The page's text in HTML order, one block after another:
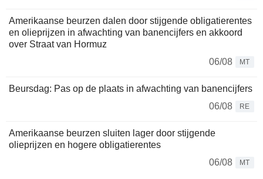
Amerikaanse beurzen dalen door stijgende obligatierentes
en olieprijzen in afwachting van banencijfers en akkoord
over Straat van Hormuz
06/08
MT
Beursdag: Pas op de plaats in afwachting van banencijfers
06/08
RE
Amerikaanse beurzen sluiten lager door stijgende
olieprijzen en hogere obligatierentes
06/08
MT